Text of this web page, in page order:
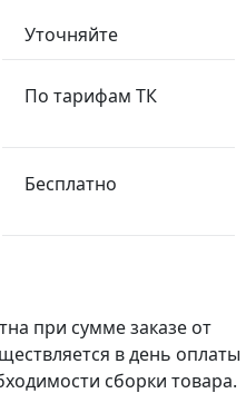
Уточняйте
По тарифам ТК
Бесплатно
при сумме заказе от
в день оплаты
сборки товара.